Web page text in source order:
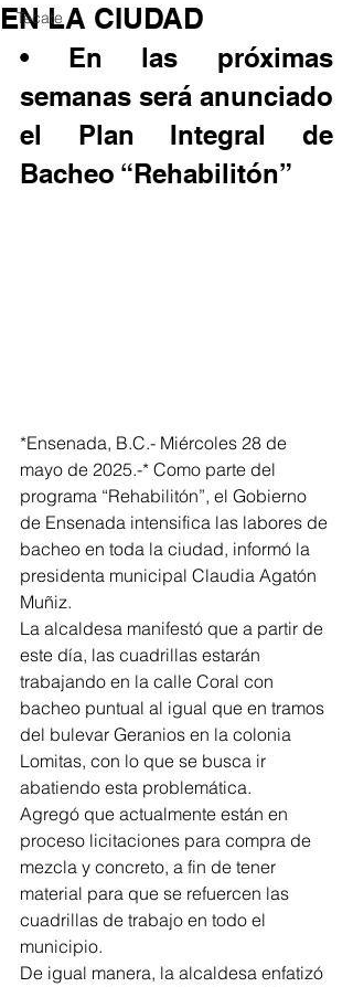
Tecate
EN LA CIUDAD
• En las próximas
semanas será anunciado
el Plan Integral de
Bacheo “Rehabilitón”
*Ensenada, B.C.- Miércoles 28 de
mayo de 2025.-* Como parte del
programa “Rehabilitón”, el Gobierno
de Ensenada intensifica las labores de
bacheo en toda la ciudad, informó la
presidenta municipal Claudia Agatón
Muñiz.
La alcaldesa manifestó que a partir de
este día, las cuadrillas estarán
trabajando en la calle Coral con
bacheo puntual al igual que en tramos
del bulevar Geranios en la colonia
Lomitas, con lo que se busca ir
abatiendo esta problemática.
Agregó que actualmente están en
proceso licitaciones para compra de
mezcla y concreto, a fin de tener
material para que se refuercen las
cuadrillas de trabajo en todo el
municipio.
De igual manera, la alcaldesa enfatizó